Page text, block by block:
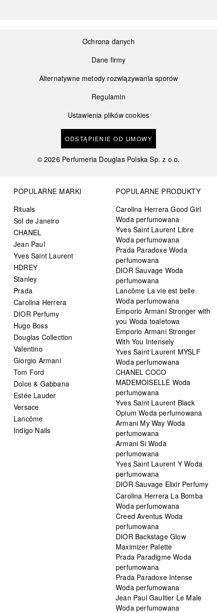
Ochrona danych
Dane firmy
Alternatywne metody rozwiązywania sporów
Regulamin
Ustawienia plików cookies
ODSTĄPIENIE OD UMOWY
©2026 Perfumeria Douglas Polska Sp. z o.o.
POPULARNE MARKI
Rituals
Sol de Janeiro
CHANEL
Jean Paul
Yves Saint Laurent
HDREY
Stanley
Prada
Carolina Herrera
DIOR Perfumy
Hugo Boss
Douglas Collection
Valentino
Giorgio Armani
Tom Ford
Dolce & Gabbana
Estée Lauder
Versace
Lancôme
Indigo Nails
POPULARNE PRODUKTY
Carolina Herrera Good Girl
Woda perfumowana
Yves Saint Laurent Libre
Woda perfumowana
Prada Paradoxe Woda
perfumowana
DIOR Sauvage Woda
perfumowana
Lancôme La vie est belle
Woda perfumowana
Emporio Armani Stronger with
you Woda toaletowa
Emporio Armani Stronger
With You Intensely
Yves Saint Laurent MYSLF
Woda perfumowana
CHANEL COCO
MADEMOISELLE Woda
perfumowana
Yves Saint Laurent Black
Opium Woda perfumowana
Armani My Way Woda
perfumowana
Armani Si Woda
perfumowana
Yves Saint Laurent Y Woda
perfumowana
DIOR Sauvage Elixir Perfumy
Carolina Herrera La Bomba
Woda perfumowana
Creed Aventus Woda
perfumowana
DIOR Backstage Glow
Maximizer Palette
Prada Paradigme Woda
perfumowana
Prada Paradoxe Intense
Woda perfumowana
Jean Paul Gaultier Le Male
Woda perfumowana